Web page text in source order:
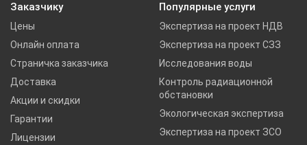
Заказчику
Цены
Онлайн оплата
Страничка заказчика
Доставка
Акции и скидки
Гарантии
Лицензии
Популярные услуги
Экспертиза на проект НДВ
Экспертиза на проект СЗЗ
Исследования воды
Контроль радиационной
обстановки
Экологическая экспертиза
Экспертиза на проект ЗСО